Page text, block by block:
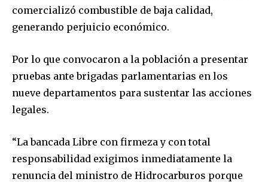
comercializó combustible de baja calidad,
generando perjuicio económico.
Por lo que convocaron a la población a presentar
pruebas ante brigadas parlamentarias en los
nueve departamentos para sustentar las acciones
legales.
“La bancada Libre con firmeza y con total
responsabilidad exigimos inmediatamente la
renuncia del ministro de Hidrocarburos porque